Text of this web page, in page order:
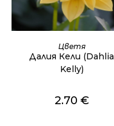
ОЩЕ
Цветя
Далия Кели (Dahlia
Kelly)
2.70 €